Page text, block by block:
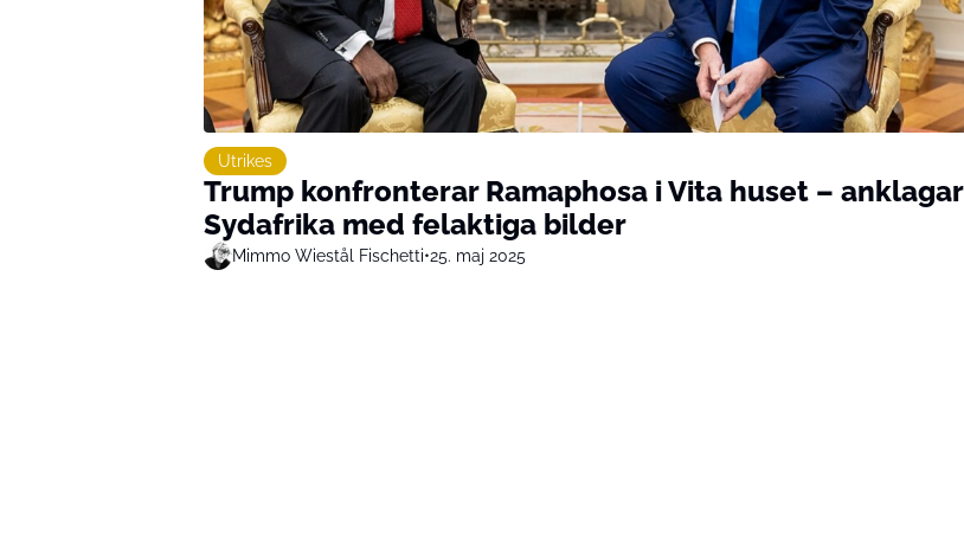
Utrikes
Trump konfronterar Ramaphosa i Vita huset – anklagar
Sydafrika med felaktiga bilder
Mimmo Wiestål Fischetti•25. maj 2025